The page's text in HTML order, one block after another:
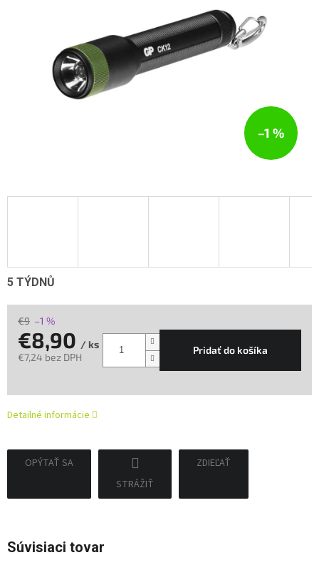
–1 %
5 TÝDNŮ
€9 –1 %
€8,90 / ks
€7,24 bez DPH
Pridať do košíka
Detailné informácie
OPÝTAŤ SA
STRÁŽIŤ
ZDIEĽAŤ
Súvisiaci tovar